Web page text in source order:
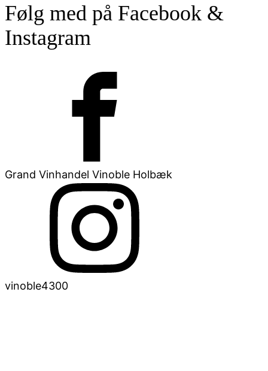
Følg med på Facebook &
Instagram
Grand Vinhandel Vinoble Holbæk
vinoble4300